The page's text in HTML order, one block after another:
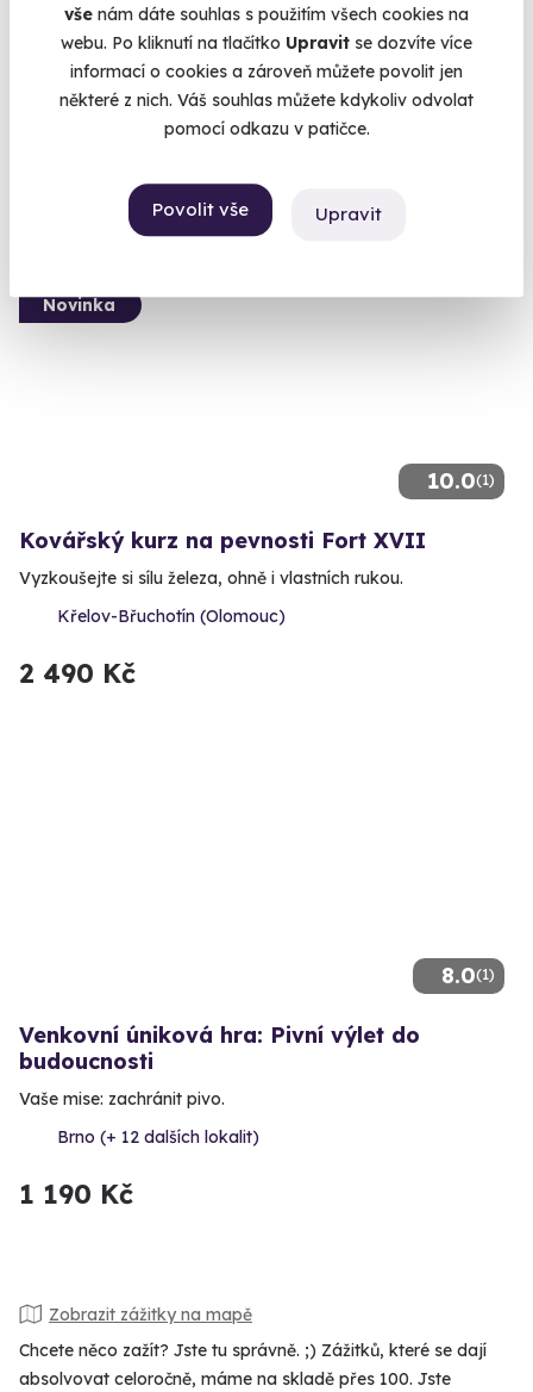
vše nám dáte souhlas s použitím všech cookies na
webu. Po kliknutí na tlačítko Upravit se dozvíte více
informací o cookies a zároveň můžete povolit jen
některé z nich. Váš souhlas můžete kdykoliv odvolat
pomocí odkazu v patičce.
Povolit vše Upravit
Jízda v elektrickém Porsche Taycan
ikonická jízda s 571 koňmi
Olomouc (+ 6 dalších lokalit)
10.0(1)
Novinka
Kovářský kurz na pevnosti Fort XVII
Vyzkoušejte si sílu železa, ohně i vlastních rukou.
Křelov-Břuchotín (Olomouc)
2 490 Kč
8.0(1)
Venkovní úniková hra: Pivní výlet do
budoucnosti
Vaše mise: zachránit pivo.
Brno (+ 12 dalších lokalit)
1 190 Kč
Zobrazit zážitky na mapě
Chcete něco zažít? Jste tu správně. ;) Zážitků, které se dají
absolvovat celoročně, máme na skladě přes 100. Jste